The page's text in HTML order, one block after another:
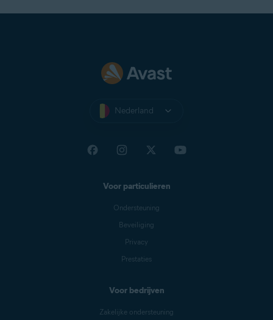
Nederland
Voor particulieren
Ondersteuning
Beveiliging
Privacy
Prestaties
Voor bedrijven
Zakelijke ondersteuning